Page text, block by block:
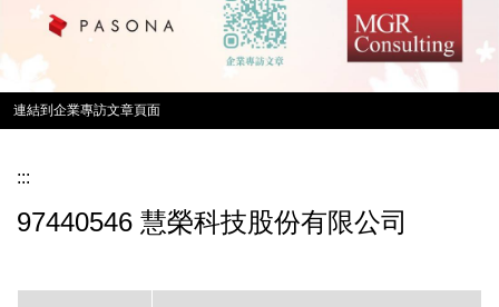
連結到企業專訪文章頁面
:::
97440546 慧榮科技股份有限公司